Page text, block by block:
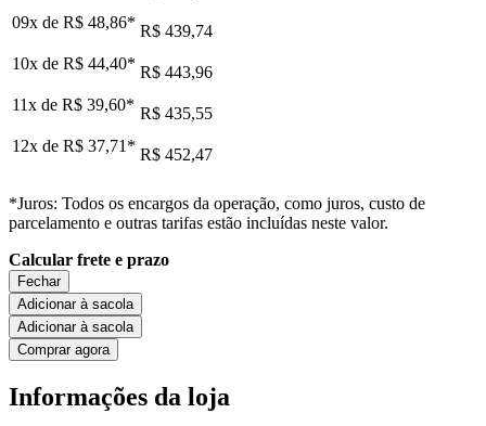
09x de R$ 48,86* R$ 439,74
10x de R$ 44,40* R$ 443,96
11x de R$ 39,60* R$ 435,55
12x de R$ 37,71 * R$ 452,47
*Juros: Todos os encargos da operação, como juros, custo de
parcelamento e outras tarifas estão incluídas neste valor.
Calcular frete e prazo
Fechar
Adicionar à sacola
Adicionar à sacola
Comprar agora
Informações da loja